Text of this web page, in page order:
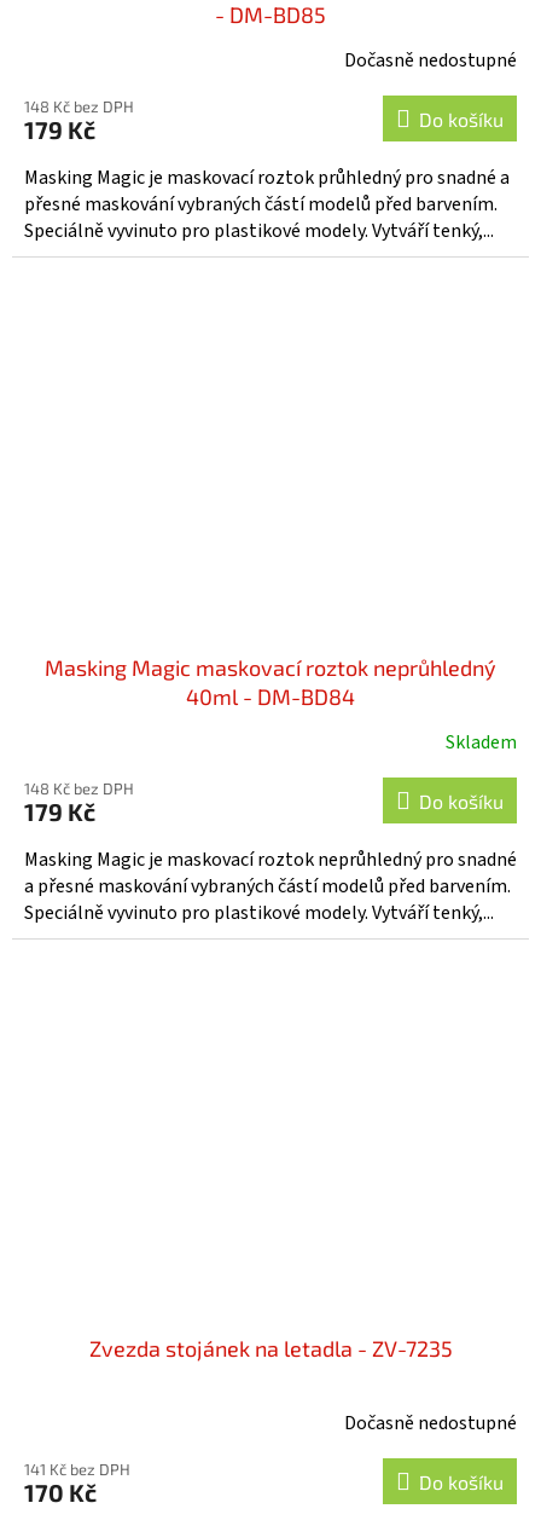
- DM-BD85
Dočasně nedostupné
148 Kč bez DPH
179 Kč Do košíku
Masking Magic je maskovací roztok průhledný pro snadné a
přesné maskování vybraných částí modelů před barvením.
Speciálně vyvinuto pro plastikové modely. Vytváří tenký,...
Masking Magic maskovací roztok neprůhledný
40ml - DM-BD84
Skladem
148 Kč bez DPH
179 Kč Do košíku
Masking Magic je maskovací roztok neprůhledný pro snadné
a přesné maskování vybraných částí modelů před barvením.
Speciálně vyvinuto pro plastikové modely. Vytváří tenký,...
Zvezda stojánek na letadla - ZV-7235
Dočasně nedostupné
141 Kč bez DPH
170 Kč Do košíku